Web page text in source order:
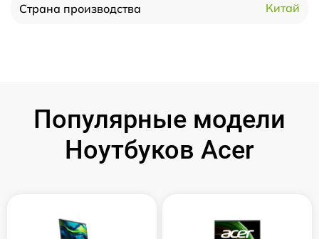
Страна производства Китай
Популярные модели
Ноутбуков Acer